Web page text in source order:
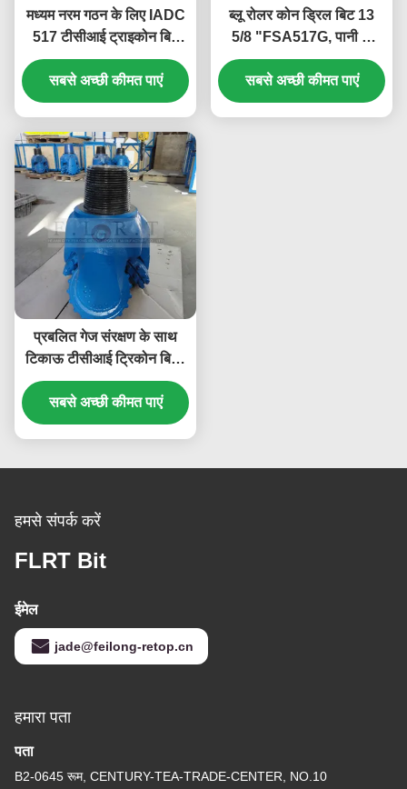
मध्यम नरम गठन के लिए IADC
517 टीसीआई ट्राइकोन बिट
सील जर्नल असर
सबसे अच्छी कीमत पाएं
ब्लू रोलर कोन ड्रिल बिट 13
5/8 "FSA517G, पानी के
कुओं के लिए टीसीआई ड्रिल बिट
सबसे अच्छी कीमत पाएं
प्रबलित गेज संरक्षण के साथ
टिकाऊ टीसीआई ट्रिकोन बिट /
तीन कोन रॉक बिट
सबसे अच्छी कीमत पाएं
हमसे संपर्क करें
FLRT Bit
ईमेल
jade@feilong-retop.cn
हमारा पता
पता
B2-0645 रूम, CENTURY-TEA-TRADE-CENTER, NO.10